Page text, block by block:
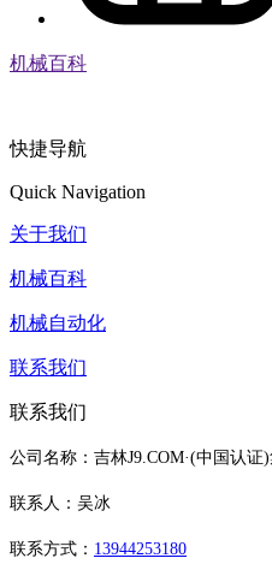
机械百科
快捷导航
Quick Navigation
关于我们
机械百科
机械自动化
联系我们
联系我们
公司名称：吉林J9.COM·(中国认
联系人：吴冰
联系方式： 13944253180